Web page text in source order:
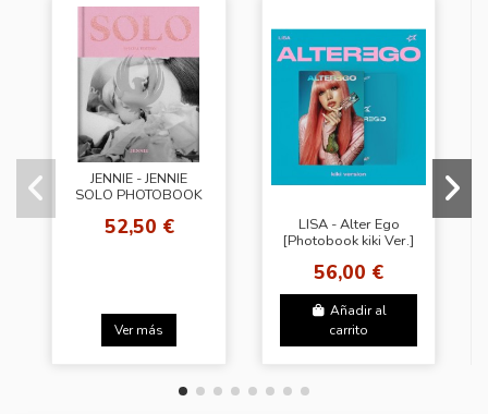
JENNIE - JENNIE
SOLO PHOTOBOOK
52,50 €
Ver más
LISA - Alter Ego
[Photobook kiki Ver.]
56,00 €
Añadir al
carrito